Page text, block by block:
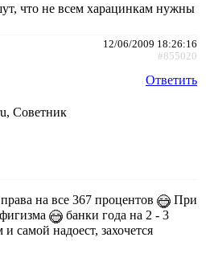
что не всем харацинкам нужны
12/06/2009 18:26:16
#855020
Ответить
Советник
права на все 367 процентов
При
банки года на 2 - 3
самой надоест, захочется